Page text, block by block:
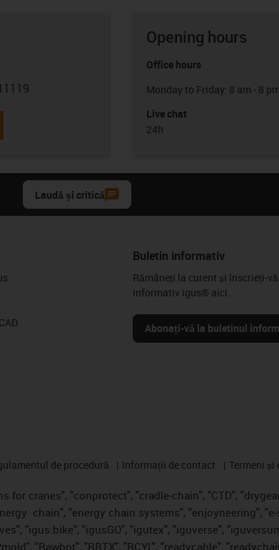
Opening hours
Office hours
Monday to Friday: 8 am - 8 pm
Live chat
24h
Laudă și critică
Buletin informativ
Rămâneți la curent și înscrieți-
informativ igus® aici.
Abonați-vă la buletinul
de procedură Informații de contact Termeni și
for cranes", "conprotect", "cradle-chain", "CTD",
chain", "energy chain systems", "enjoyneering",
"igus:bike", "igusGO", "igutex", "iguverse",
"Rawbot", "RBTX", "RCYL", "readycable",